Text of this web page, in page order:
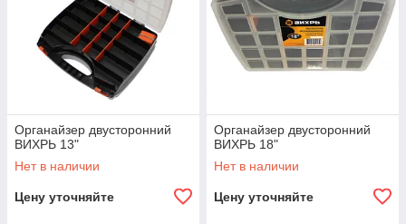
Органайзер двусторонний
ВИХРЬ 13"
Нет в наличии
Цену уточняйте
Органайзер двусторонний
ВИХРЬ 18"
Нет в наличии
Цену уточняйте